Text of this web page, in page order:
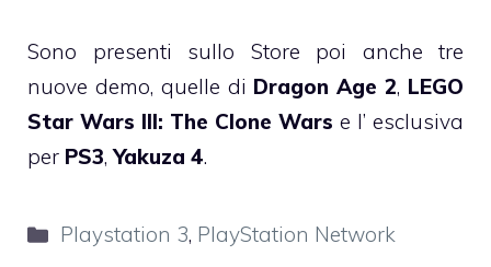
Sono presenti sullo Store poi anche tre
nuove demo, quelle di Dragon Age 2, LEGO
Star Wars III: The Clone Wars e l’ esclusiva
per PS3,Yakuza 4.
Categorie
Playstation 3, PlayStation Network